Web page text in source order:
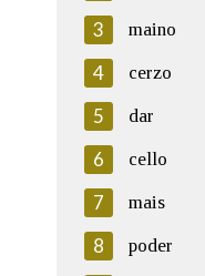
3 maino
4 cerzo
5 dar
6 cello
7 mais
8 poder